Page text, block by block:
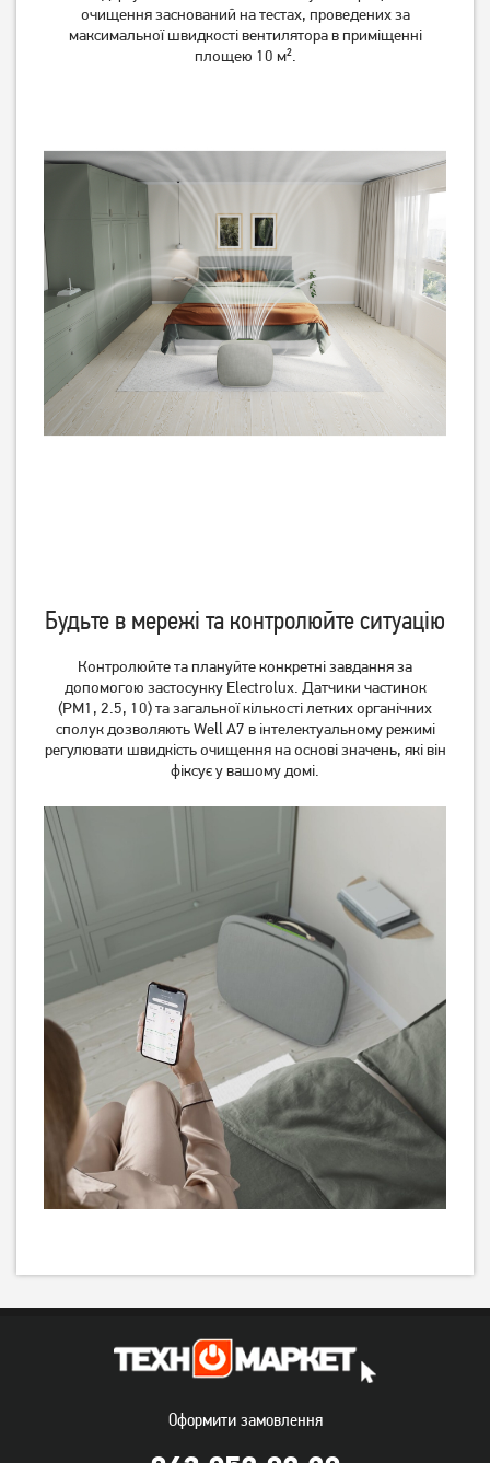
очищення заснований на тестах, проведених за
максимальної швидкості вентилятора в приміщенні
площею 10 м².
Будьте в мережі та контролюйте ситуацію
Контролюйте та плануйте конкретні завдання за
допомогою застосунку Electrolux. Датчики частинок
(PM1, 2.5, 10) та загальної кількості летких органічних
сполук дозволяють Well A7 в інтелектуальному режимі
регулювати швидкість очищення на основі значень, які він
фіксує у вашому домі.
Оформити замовлення